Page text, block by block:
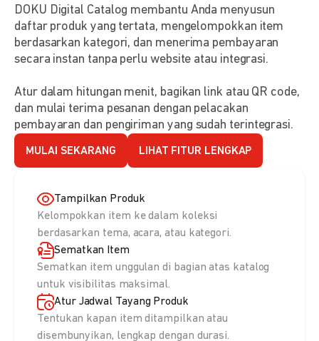
DOKU Digital Catalog membantu Anda menyusun
daftar produk yang tertata, mengelompokkan item
berdasarkan kategori, dan menerima pembayaran
secara instan tanpa perlu website atau integrasi.
Atur dalam hitungan menit, bagikan link atau QR code,
dan mulai terima pesanan dengan pelacakan
pembayaran dan pengiriman yang sudah terintegrasi.
MULAI SEKARANG LIHAT FITUR LENGKAP
Tampilkan Produk
Kelompokkan item ke dalam koleksi
berdasarkan tema, acara, atau kategori.
Sematkan Item
Sematkan item unggulan di bagian atas katalog
untuk visibilitas maksimal.
Atur Jadwal Tayang Produk
Tentukan kapan item ditampilkan atau
disembunyikan, lengkap dengan durasi.